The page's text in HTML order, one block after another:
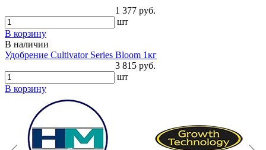
1 377 руб.
шт
В корзину
В наличии
Удобрение Cultivator Series Bloom 1кг
3 815 руб.
шт
В корзину